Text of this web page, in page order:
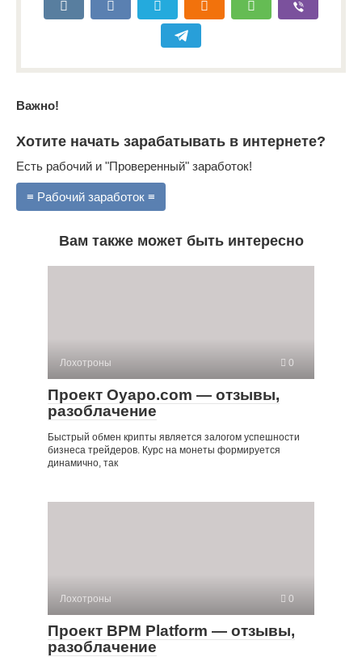
Важно!
Хотите начать зарабатывать в интернете?
Есть рабочий и "Проверенный" заработок!
≡ Рабочий заработок ≡
Вам также может быть интересно
Лохотроны 0
Проект Oyapo.com — отзывы,
разоблачение
Быстрый обмен крипты является залогом успешности
бизнеса трейдеров. Курс на монеты формируется
динамично, так
Лохотроны 0
Проект BPM Platform — отзывы,
разоблачение